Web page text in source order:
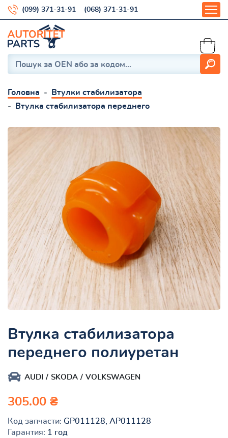
(099) 371-31-91 (068) 371-31-91
Головна
Втулки стабилизатора
Втулка стабилизатора переднего
Втулка стабилизатора
переднего полиуретан
AUDI SKODA VOLKSWAGEN
305.00 ₴
Код запчасти: GP011128, AP011128
Гарантия: 1 год